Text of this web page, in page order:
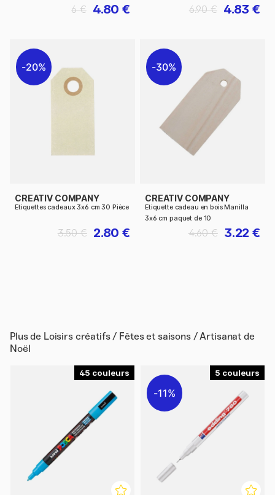
4.80 €
6 € 4.83 €
6.90 €
20%
CREATIV COMPANY
Etiquettes cadeaux 3x6 cm 30 Pièce
2.80 €
3.50 €
30%
CREATIV COMPANY
Etiquette cadeau en bois Manilla
3x6 cm paquet de 10
3.22 €
4.60 €
Plus de Loisirs créatifs / Fêtes et saisons / Artisanat de
Noël
45 5
11%